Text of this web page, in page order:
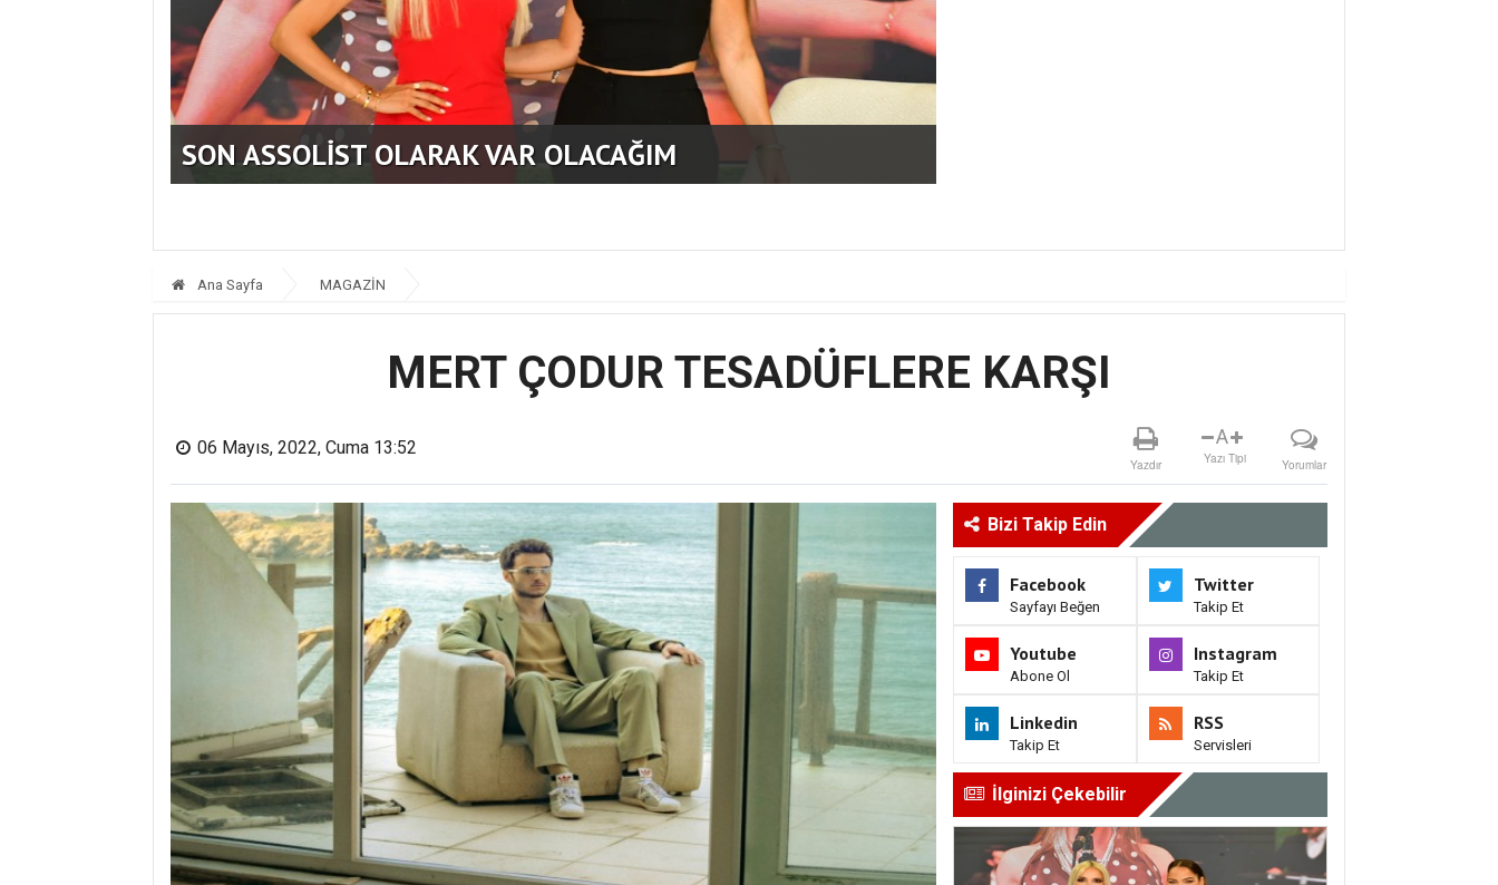
KAYSERİ’DE İZDİHAM DEĞİL,REKOR VARDI
Ana Sayfa MAGAZİN
MERT ÇODUR TESADÜFLERE KARŞI
06 Mayıs, 2022, Cuma 13:52
Yazdır
A
Yazı Tipi Yorumlar
Bizi Takip Edin
Facebook
Sayfayı Beğen
Twitter
Takip Et
Youtube
Abone Ol
Instagram
Takip Et
Linkedin
Takip Et
RSS
Servisleri
İlginizi Çekebilir